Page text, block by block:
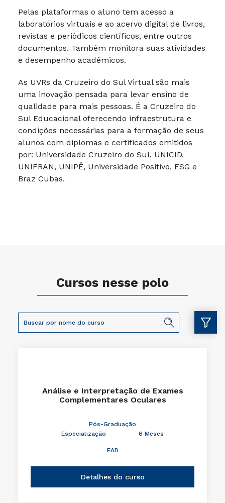
Pelas plataformas o aluno tem acesso a
laboratórios virtuais e ao acervo digital de livros,
revistas e periódicos científicos, entre outros
documentos. Também monitora suas atividades
e desempenho acadêmicos.
As UVRs da Cruzeiro do Sul Virtual são mais
uma inovação pensada para levar ensino de
qualidade para mais pessoas. É a Cruzeiro do
Sul Educacional oferecendo infraestrutura e
condições necessárias para a formação de seus
alunos com diplomas e certificados emitidos
por: Universidade Cruzeiro do Sul, UNICID,
UNIFRAN, UNIPÊ, Universidade Positivo, FSG e
Braz Cubas.
Cursos nesse polo
Análise e Interpretação de Exames
Complementares Oculares
Pós-Graduação
Especialização
6 Meses
EAD
Detalhes do curso